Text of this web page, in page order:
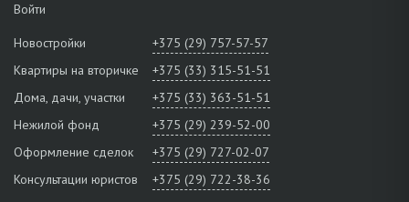
Войти
Новостройки
+375 (29) 757-57-57
Квартиры на вторичке
+375 (33) 315-51-51
Дома, дачи, участки
+375 (33) 363-51-51
Нежилой фонд
+375 (29) 239-52-00
Оформление сделок
+375 (29) 727-02-07
Консультации юристов
+375 (29) 722-38-36